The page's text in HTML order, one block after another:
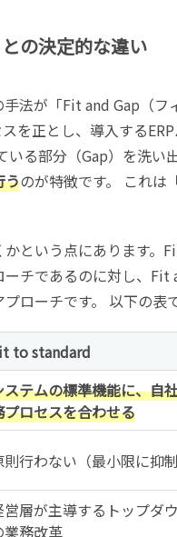
の決定的な違い
法が「Fit and Gap（フ
を正とし、導入する
る部分（Gap）を洗い出
うのが特徴です。 これは
という点にあります
チであるのに対し、
ローチです。 以下の表
to standard
ステムの標準機能に、自
プロセスを合わせる
則行わない（最小限に抑制
営層が主導するトップダ
業務改革